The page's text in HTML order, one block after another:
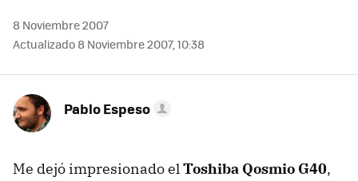
8 Noviembre 2007
Actualizado 8 Noviembre 2007, 10:38
Pablo Espeso
Me dejó impresionado elToshiba Qosmio G40,